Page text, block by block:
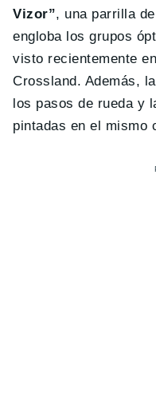
Vizor”, una parrilla
engloba los grupos
visto recientemente
Crossland. Además,
los pasos de rueda y
pintadas en el mismo